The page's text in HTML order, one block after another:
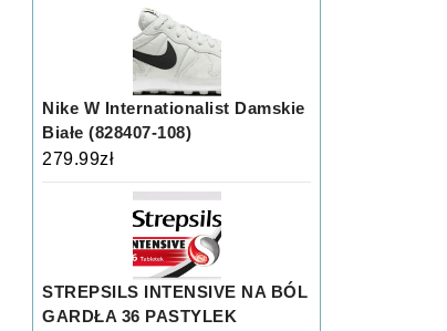
Nike W Internationalist Damskie
Białe (828407-108)
279.99zł
STREPSILS INTENSIVE NA BÓL
GARDŁA 36 PASTYLEK